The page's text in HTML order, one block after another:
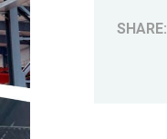
SHARE: